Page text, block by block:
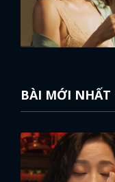
BÀI MỚI NHẤT